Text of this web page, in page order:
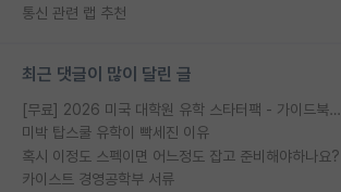
통신 관련 랩 추천
최근 댓글이 많이 달린 글
[무료] 2026 미국 대학원 유학 스타터팩 - 가이드북 & 합격자 컨택메일 템플릿
미박 탑스쿨 유학이 빡세진 이유
혹시 이정도 스펙이면 어느정도 잡고 준비해야하나요?
카이스트 경영공학부 서류